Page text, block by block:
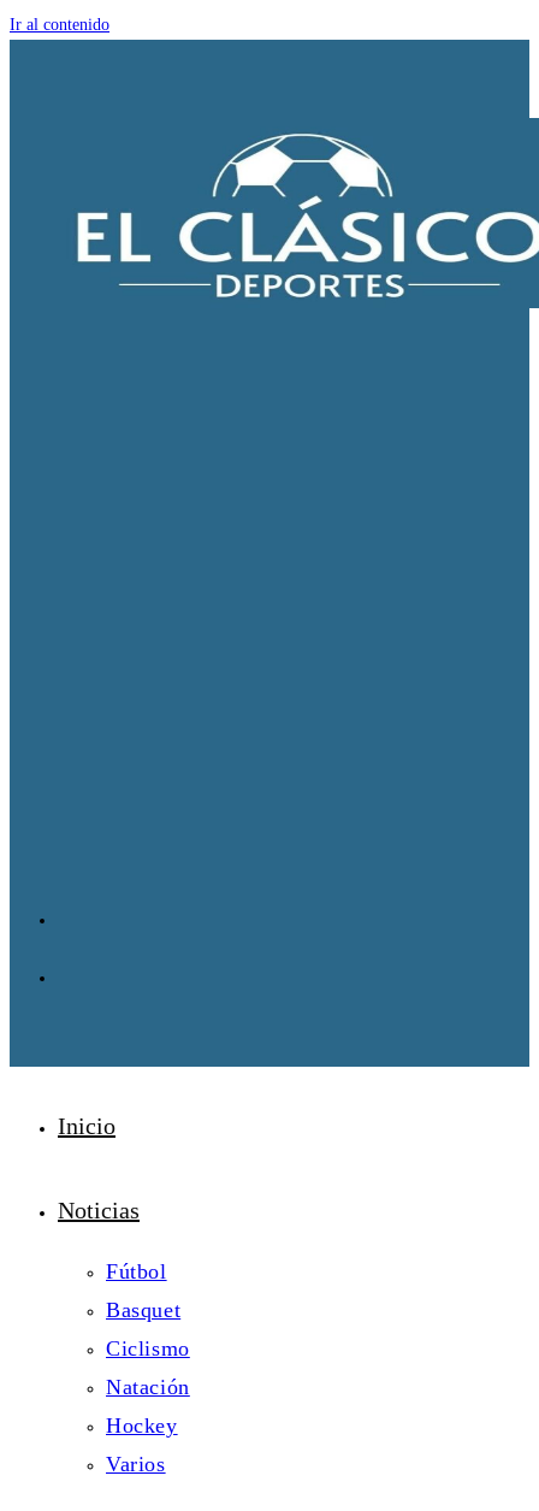
Ir al contenido
Inicio
Noticias
Fútbol
Basquet
Ciclismo
Natación
Hockey
Varios